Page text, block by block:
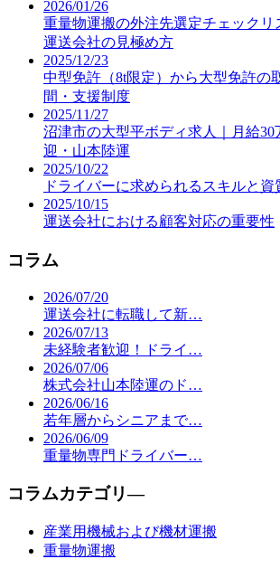
2026/01/26
重量物運搬の外注先選定チェックリ
運送会社の見極め方
2025/12/23
中型免許（8t限定）から大型免許の
間・支援制度
2025/11/27
沼津市の大型平ボディ求人｜月給30
迎・山本陸運
2025/10/22
ドライバーに求められるスキルと資
2025/10/15
運送会社における顧客対応の重要性
コラム
2026/07/20
運送会社に転職して新…
2026/07/13
未経験者歓迎！ドライ…
2026/07/06
株式会社山本陸運のド…
2026/06/16
若年層からシニアまで…
2026/06/09
重量物専門ドライバー…
コラムカテゴリ―
産業用機械および機材運搬
重量物運搬